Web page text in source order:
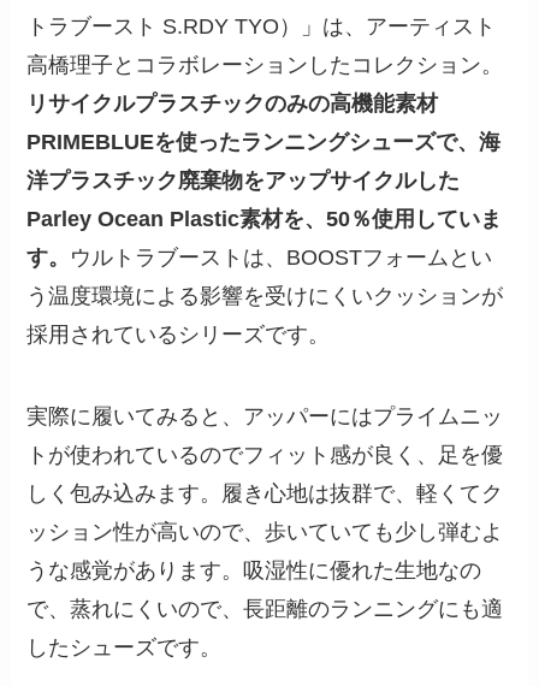
トラブースト S.RDY TYO）」は、アーティスト
高橋理子とコラボレーションしたコレクション。
リサイクルプラスチックのみの高機能素材
PRIMEBLUEを使ったランニングシューズで、海
洋プラスチック廃棄物をアップサイクルした
Parley Ocean Plastic素材を、50％使用していま
す。 ウルトラブーストは、BOOSTフォームとい
う温度環境による影響を受けにくいクッションが
採用されているシリーズです。
実際に履いてみると、アッパーにはプライムニッ
トが使われているのでフィット感が良く、足を優
しく包み込みます。履き心地は抜群で、軽くてク
ッション性が高いので、歩いていても少し弾むよ
うな感覚があります。吸湿性に優れた生地なの
で、蒸れにくいので、長距離のランニングにも適
したシューズです。